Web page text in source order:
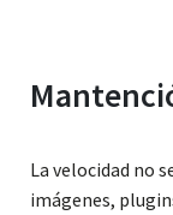
La velocidad no
imágenes,